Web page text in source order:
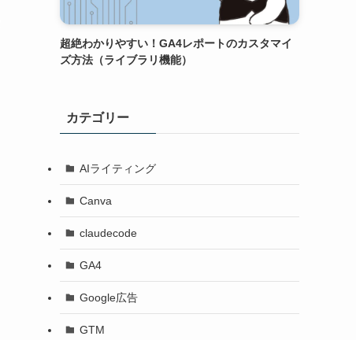
超絶わかりやすい！GA4レポートのカスタマイ
ズ方法（ライブラリ機能）
カテゴリー
AIライティング
Canva
claudecode
GA4
Google広告
GTM